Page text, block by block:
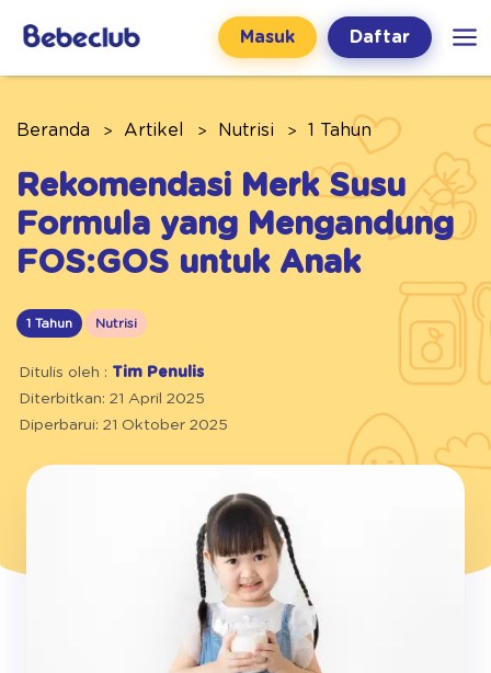
Masuk Daftar
Beranda Artikel Nutrisi 1 Tahun
Rekomendasi Merk Susu
Formula yang Mengandung
FOS:GOS untuk Anak
1 Tahun Nutrisi
Ditulis oleh : Tim Penulis
Diterbitkan: 21 April 2025
Diperbarui: 21 Oktober 2025